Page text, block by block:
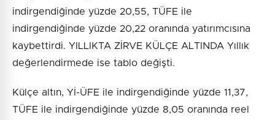
indirgendiğinde yüzde 20,55, TÜFE ile
indirgendiğinde yüzde 20,22 oranında yatırımcısına
kaybettirdi. YILLIKTA ZİRVE KÜLÇE ALTINDA Yıllık
değerlendirmede ise tablo değişti.
Külçe altın, Yİ-ÜFE ile indirgendiğinde yüzde 11,37,
TÜFE ile indirgendiğinde yüzde 8,05 oranında reel